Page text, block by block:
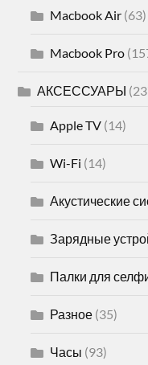
Macbook Air (63)
Macbook Pro
АКСЕССУАРЫ
Apple TV (14)
Wi-Fi (14)
Акустические
Зарядные
Палки для
Разное (35)
Часы (93)